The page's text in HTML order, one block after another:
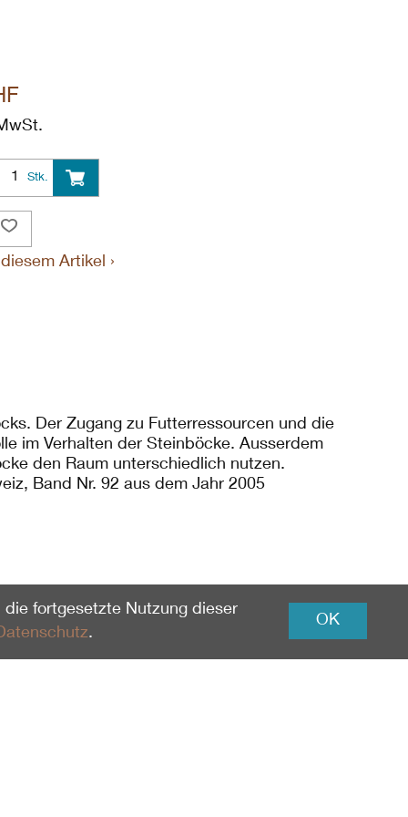
Stk.
Artikel ›
Der Zugang zu Futterressourcen und die
im Verhalten der Steinböcke. Ausserdem
den Raum unterschiedlich nutzen.
Band Nr. 92 aus dem Jahr 2005
OK
fortgesetzte Nutzung dieser
.